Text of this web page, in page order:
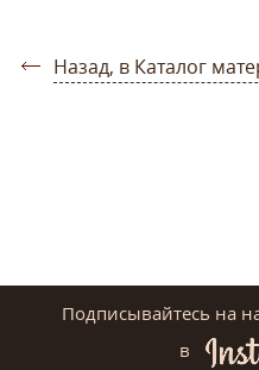
Назад, в Каталог
Подписывайтесь на
в